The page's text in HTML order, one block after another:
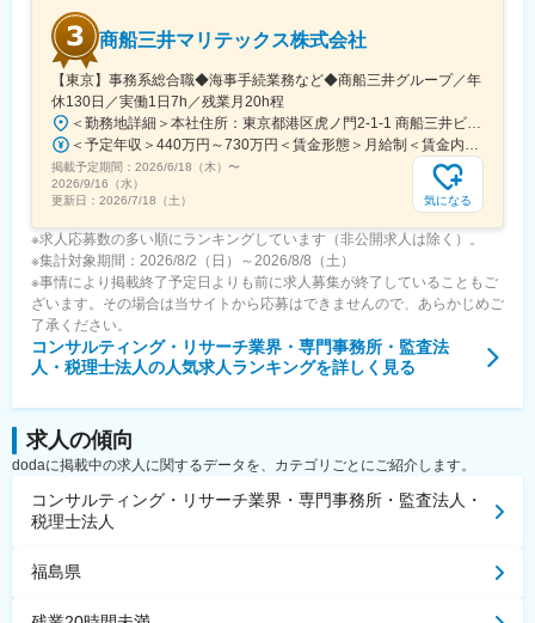
商船三井マリテックス株式会社
【東京】事務系総合職◆海事手続業務など◆商船三井グループ／年
休130日／実働1日7h／残業月20h程
＜勤務地詳細＞本社住所：東京都港区虎ノ門2-1-1 商船三井ビル勤務地最寄駅：東京メトロ銀座線／虎ノ門駅受動喫煙対策：屋内全面禁煙変更の範囲：会社の定める事業所
＜予定年収＞440万円～730万円＜賃金形態＞月給制＜賃金内訳＞月額（基本給）：291,800円～487,000円＜月給＞291,800円～487,000円＜昇給有無＞有＜残業手当＞有＜給与補足＞※上記想定年収には賞与3ヶ月分を含みます。金額は目安の金額であり、これまでのご経験・スキル・現年収等を総合的に考慮し決定いたします。■昇給：年1回■賞与：3ヶ月分（前年度実績）賃金はあくまでも目安の金額であり、選考を通じて上下する可能性があります。月給(月額)は固定手当を含めた表記です。
掲載予定期間： 2026/6/18（木） 〜
2026/9/16（水）
更新日： 2026/7/18（土） 気になる
※求人応募数の多い順にランキングしています（非公開求人は除く）。
※集計対象期間：2026/8/2（日）～2026/8/8（土）
※事情により掲載終了予定日よりも前に求人募集が終了していることもご
ざいます。その場合は当サイトから応募はできませんので、あらかじめご
了承ください。
コンサルティング・リサーチ業界・専門事務所・監査法
人・税理士法人の人気求人ランキングを詳しく見る
求人の傾向
dodaに掲載中の求人に関するデータを、カテゴリごとにご紹介します。
コンサルティング・リサーチ業界・専門事務所・監査法人・
税理士法人
福島県